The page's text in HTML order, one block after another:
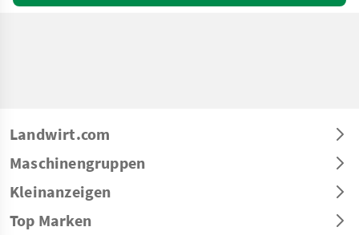
Landwirt.com
Maschinengruppen
Kleinanzeigen
Top Marken